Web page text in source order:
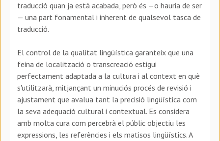
traducció quan ja està acabada, però és —o hauria de ser
— una part fonamental i inherent de qualsevol tasca de
traducció.
El control de la qualitat lingüística garanteix que una
feina de localització o transcreació estigui
perfectament adaptada a la cultura i al context en què
s'utilitzarà, mitjançant un minuciós procés de revisió i
ajustament que avalua tant la precisió lingüística com
la seva adequació cultural i contextual. Es considera
amb molta cura com percebrà el públic objectiu les
expressions, les referències i els matisos lingüístics. A